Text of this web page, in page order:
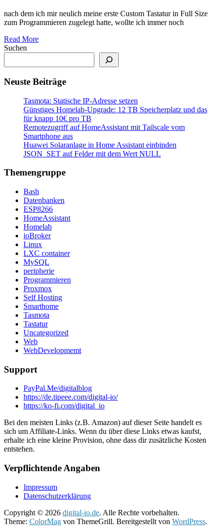
nach dem ich mir neulich meine erste Custom Tastatur in Full Size
zum Programmieren zugelegt hatte, wollte ich immer noch
Read More
Suchen
Neuste Beiträge
Tasmota: Statische IP-Adresse setzen
Günstiges Homelab-Upgrade: 12 TB Speicherplatz und das
für knapp 10€ pro TB
Remotezugriff auf HomeAssistant mit Tailscale vom
Smartphone aus
Huawei Solaranlage in Home Assistant einbinden
JSON_SET auf Felder mit dem Wert NULL
Themengruppe
Bash
Datenbanken
ESP8266
HomeAssistant
Homelab
ioBroker
Linux
LXC container
MySQL
peripherie
Programmieren
Proxmox
Self Hosting
Smarthome
Tasmota
Tastatur
Uncategorized
Web
WebDevelopmemt
Support
PayPal.Me/digitalblog
https://de.tipeee.com/digital-io/
https://ko-fi.com/digital_io
Bei den meisten Links (z.B. Amazon) auf dieser Seite handelt es
sich um Affiliate-Links. Wenn du über diese Links etwas kaufst,
erhalte ich eine kleine Provision, ohne dass dir zusätzliche Kosten
entstehen.
Verpflichtende Angaben
Impressum
Datenschutzerklärung
Copyright © 2026 digital-io.de. Alle Rechte vorbehalten.
Theme: ColorMag von ThemeGrill. Bereitgestellt von WordPress.